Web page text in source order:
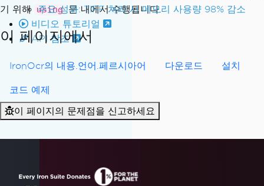
주요 성과: TIFF 처리 시 메모리 사용량 98% 감소
비디오 튜토리얼
API 참조
{
// Perform OCR to read tex
t from the image
var
text
var
AllText = Result
// Display the extracted t
Console
t );
기 위해 using 문 내에서 수행됩니다.
이 페이지에서
IronOcr의 내용.언어.페르시아어 다운로드 설치
코드 예제
이 페이지의 문제점을 신고하세요